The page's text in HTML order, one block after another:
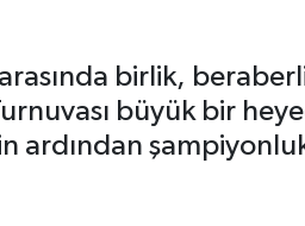
birlik,
büyük bir
ardından